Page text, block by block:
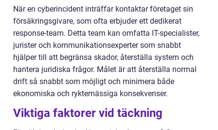
När en cyberincident inträffar kontaktar företaget sin
försäkringsgivare, som ofta erbjuder ett dedikerat
response-team. Detta team kan omfatta IT-specialister,
jurister och kommunikationsexperter som snabbt
hjälper till att begränsa skador, återställa system och
hantera juridiska frågor. Målet är att återställa normal
drift så snabbt som möjligt och minimera både
ekonomiska och ryktemässiga konsekvenser.
Viktiga faktorer vid täckning